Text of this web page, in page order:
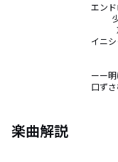
エン
イニ
ーー
口ず
楽曲解説